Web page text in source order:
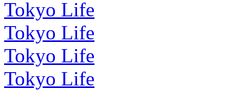
Tokyo Life
Tokyo Life
Tokyo Life
Tokyo Life